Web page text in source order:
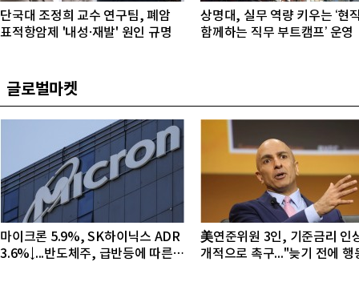
단국대 조정희 교수 연구팀, 폐암
표적항암제 '내성·재발' 원인 규명
상명대, 실무 역량 키우는 ‘현
함께하는 직무 부트캠프’ 운영
글로벌마켓
마이크론 5.9%, SK하이닉스 ADR
3.6%↓...반도체주, 급반등에 따른
美연준위원 3인, 기준금리 인
개적으로 촉구..."늦기 전에 행